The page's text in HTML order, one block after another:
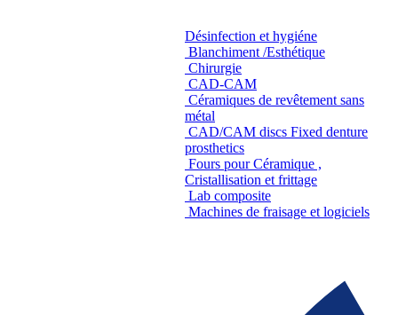
Désinfection et hygiéne
Blanchiment /Esthétique
Chirurgie
CAD-CAM
Céramiques de revêtement sans
métal
CAD/CAM discs Fixed denture
prosthetics
Fours pour Céramique ,
Cristallisation et frittage
Lab composite
Machines de fraisage et logiciels